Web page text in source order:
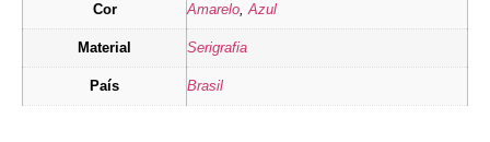
Cor Amarelo Azul
Material Serigrafia
País Brasil